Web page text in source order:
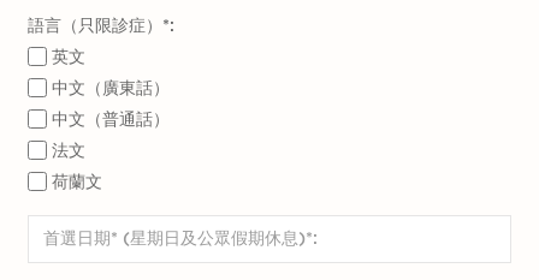
語言（只限診症）*:
英文
中文（廣東話）
中文（普通話）
法文
荷蘭文